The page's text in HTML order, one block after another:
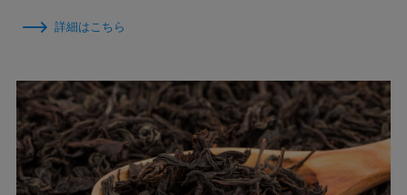
詳細はこちら